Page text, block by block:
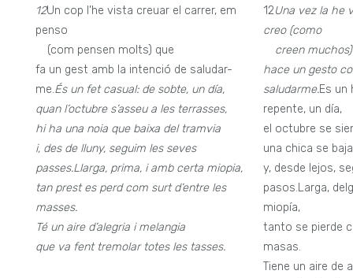
12Un cop l’he vista creuar el carrer, em
penso
(com pensen molts) que
fa un gest amb la intenció de saludar-
me.És un fet casual: de sobte, un día,
quan l’octubre s’asseu a les terrasses,
hi ha una noia que baixa del tramvia
i, des de lluny, seguim les seves
passes.Llarga, prima, i amb certa miopia,
tan prest es perd com surt d’entre les
masses.
Té un aire d’alegria i melangia
que va fent tremolar totes les tasses.
12Una vez la he
creo (como
creen
hace un gesto
saludarme.Es un
repente, un día,
el octubre se
una chica se
y, desde lejos,
pasos.Larga,
miopía,
tanto se pierde
masas.
Tiene un aire de